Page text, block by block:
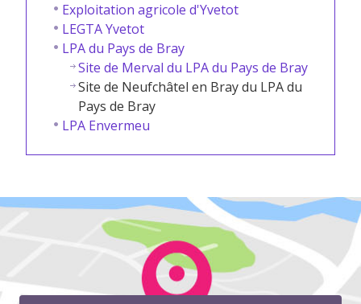
Exploitation agricole d'Yvetot
LEGTA Yvetot
LPA du Pays de Bray
Site de Merval du LPA du Pays de Bray
Site de Neufchâtel en Bray du LPA du
Pays de Bray
LPA Envermeu